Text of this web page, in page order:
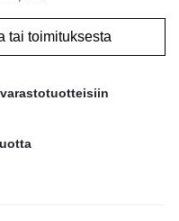
tai toimituksesta